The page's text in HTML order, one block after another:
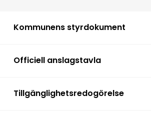
Kommunens styrdokument
Officiell anslagstavla
Tillgänglighetsredogörelse